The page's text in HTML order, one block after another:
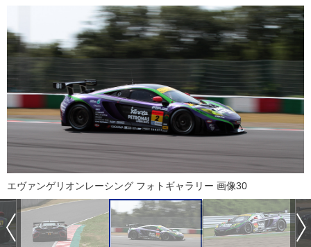
エヴァンゲリオンレーシング フォトギャラリー 画像30